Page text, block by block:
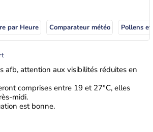
par Heure Comparateur météo Pollens
afb, attention aux visibilités réduites en
comprises entre 19 et 27°C, elles
midi.
est bonne.